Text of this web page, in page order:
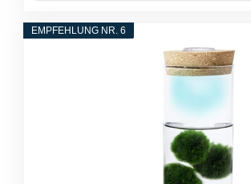
EMPFEHLUNG NR. 6